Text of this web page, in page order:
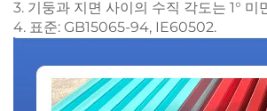
3. 기둥과 지면 사이의 수직 각도는 1° 미
4. 표준: GB15065-94, IE60502.